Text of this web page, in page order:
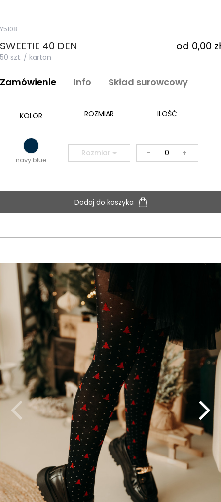
Y5108
SWEETIE 40 DEN od 0,00 zł
50 szt. / karton
Zamówienie Info Skład surowcowy
KOLOR ROZMIAR ILOŚĆ
navy blue
Rozmiar - +
Dodaj do koszyka